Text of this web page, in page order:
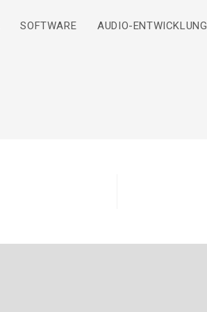
SOFTWARE AUDIO-ENTWICKLUNG